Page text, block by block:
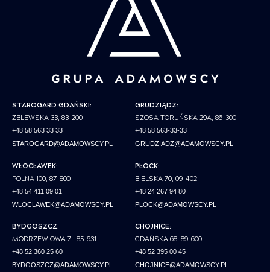
STAROGARD GDAŃSKI:
ZBLEWSKA 33, 83-200
+48 58 563 33 33
STAROGARD@ADAMOWSCY.PL
GRUDZIĄDZ:
SZOSA TORUŃSKA 29A, 86-300
+48 58 563-33-33
GRUDZIADZ@ADAMOWSCY.PL
WŁOCŁAWEK:
POLNA 100, 87-800
+48 54 411 09 01
WLOCLAWEK@ADAMOWSCY.PL
PŁOCK:
BIELSKA 70, 09-402
+48 24 267 94 80
PLOCK@ADAMOWSCY.PL
BYDGOSZCZ:
MODRZEWIOWA 7 , 85-631
+48 52 360 25 60
BYDGOSZCZ@ADAMOWSCY.PL
CHOJNICE:
GDAŃSKA 68, 89-600
+48 52 395 00 45
CHOJNICE@ADAMOWSCY.PL